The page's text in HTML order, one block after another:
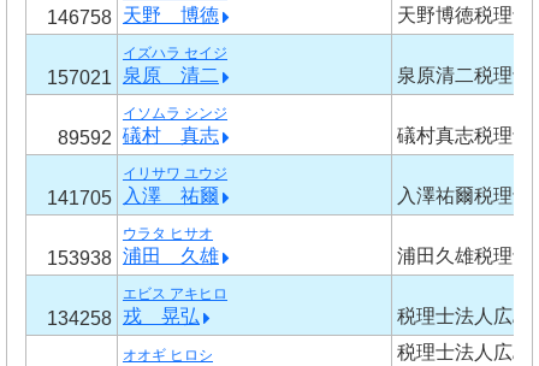
146758 天野 博徳 天野博徳税理士
157021
イズハラ セイジ
泉原 清二 泉原清二税理士
89592
イソムラ シンジ
礒村 真志 礒村真志税理士
141705
イリサワ ユウジ
入澤 祐爾 入澤祐爾税理士
153938
ウラタ ヒサオ
浦田 久雄 浦田久雄税理士
134258
エビス アキヒロ
戎 晃弘 税理士法人広島
オオギ ヒロシ
税理士法人広